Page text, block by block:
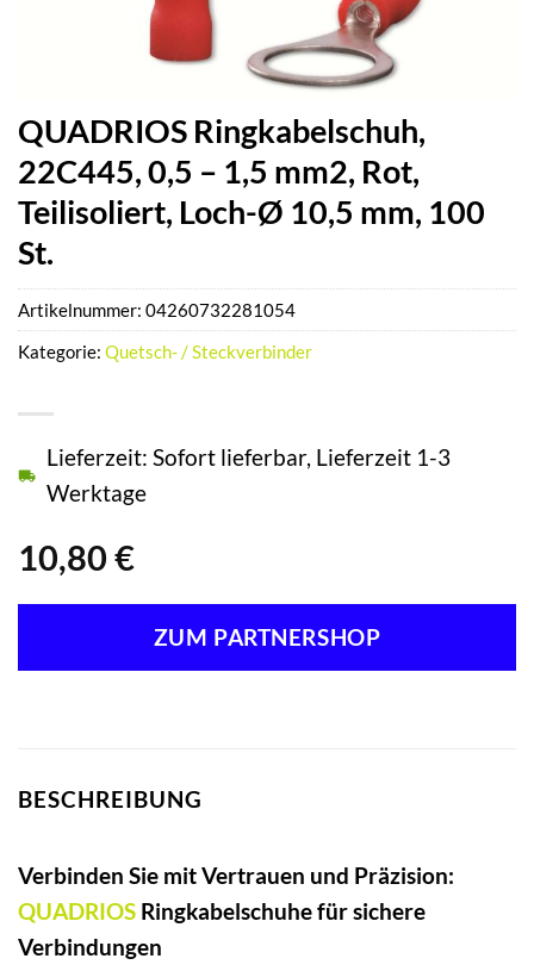
QUADRIOS Ringkabelschuh,
22C445, 0,5 – 1,5 mm2, Rot,
Teilisoliert, Loch-Ø 10,5 mm, 100
St.
10,80 €
Lieferzeit: Sofort lieferbar, Lieferzeit 1-3
Werktage
ZUM PARTNERSHOP
Artikelnummer: 04260732281054
Kategorie: Quetsch- / Steckverbinder
BESCHREIBUNG
Verbinden Sie mit Vertrauen und Präzision:
QUADRIOS Ringkabelschuhe für sichere
Verbindungen